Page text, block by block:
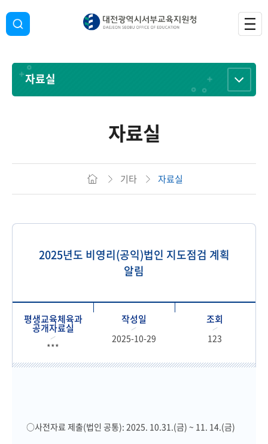
자료실
자료실
기타 자료실
2025년도 비영리(공익)법인 지도점검 계획
알림
평생교육체육과
공개자료실
***
작성일
2025-10-29
조회
123
○사전자료 제출(법인 공통): 2025. 10.31.(금) ~ 11. 14.(금)